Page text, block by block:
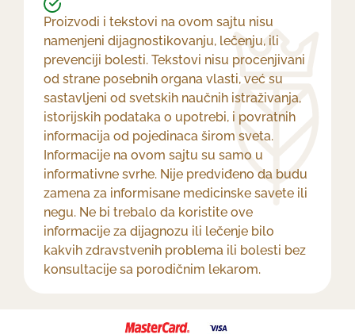
Proizvodi i tekstovi na ovom sajtu nisu
namenjeni dijagnostikovanju, lečenju, ili
prevenciji bolesti. Tekstovi nisu procenjivani
od strane posebnih organa vlasti, već su
sastavljeni od svetskih naučnih istraživanja,
istorijskih podataka o upotrebi, i povratnih
informacija od pojedinaca širom sveta.
Informacije na ovom sajtu su samo u
informativne svrhe. Nije predviđeno da budu
zamena za informisane medicinske savete ili
negu. Ne bi trebalo da koristite ove
informacije za dijagnozu ili lečenje bilo
kakvih zdravstvenih problema ili bolesti bez
konsultacije sa porodičnim lekarom.